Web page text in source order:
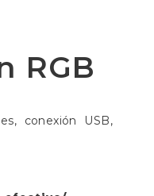
RGB
conexión USB,